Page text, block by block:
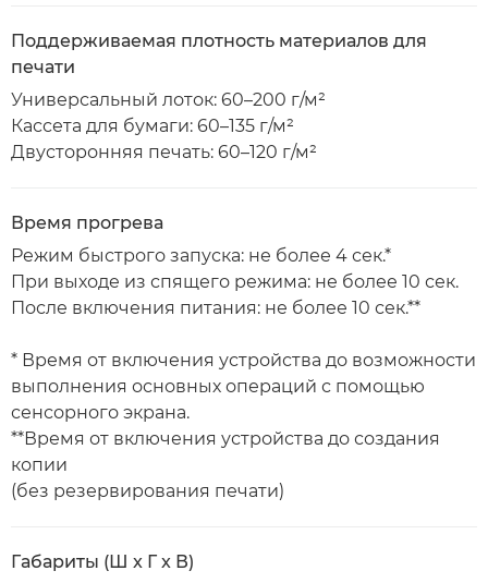
Поддерживаемая плотность материалов для
печати
Универсальный лоток: 60–200 г/м²
Кассета для бумаги: 60–135 г/м²
Двусторонняя печать: 60–120 г/м²
Время прогрева
Режим быстрого запуска: не более 4 сек.*
При выходе из спящего режима: не более 10 сек.
После включения питания: не более 10 сек.**
* Время от включения устройства до возможности
выполнения основных операций с помощью
сенсорного экрана.
**Время от включения устройства до создания
копии
(без резервирования печати)
Габариты (Ш x Г x В)